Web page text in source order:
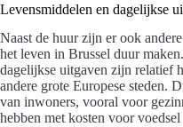
Levensmiddelen en dagelijkse
Naast de huur zijn er ook
het leven in Brussel duur
dagelijkse uitgaven zijn relatief
andere grote Europese steden.
van inwoners, vooral voor
hebben met kosten voor